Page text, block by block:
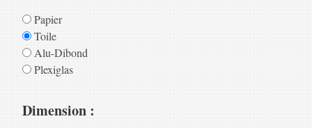
Papier
Toile
Alu-Dibond
Plexiglas
Dimension :